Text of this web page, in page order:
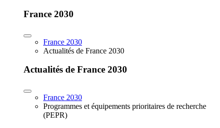
France 2030
France 2030
Actualités de France 2030
Actualités de France 2030
France 2030
Programmes et équipements prioritaires de recherche
(PEPR)